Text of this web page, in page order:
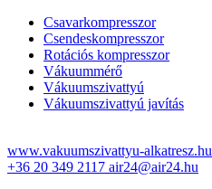
Csavarkompresszor
Csendeskompresszor
Rotációs kompresszor
Vákuummérő
Vákuumszivattyú
Vákuumszivattyú javítás
www.vakuumszivattyu-alkatresz.hu
+36 20 349 2117 air24@air24.hu